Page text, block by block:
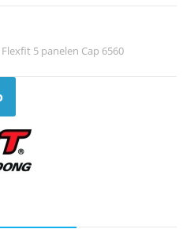
5 panelen Cap 6560